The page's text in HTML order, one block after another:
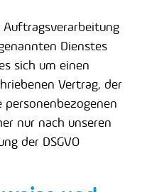
Dienstes
sich um einen
Vertrag, der
nur nach unseren
der DSGVO